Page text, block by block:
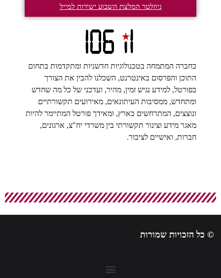
ניוזלטר המלצת השבוע ישירות למייל
כחברה המתמחה בטכנולוגיות חדשניות ומתקדמות בתחום
התוכן והפרסום באינטרנט, השכלנו להבין את הצורך
בפורטל, למידע נגיש זמין, מהיר, ועדכני של כל מה שחדש
ומתחדש, ממסיבות העיתונאים, מאירועים תקשורתיים
ונוצצים, המתרחשים בארץ, ומאידך פורטל המתיימר להיות
מאגר מידע וצינור תקשורתי בין משרדי יח"צ, ארגונים,
חברות, ואישיים לציבור.
© כל הזכויות שמורות